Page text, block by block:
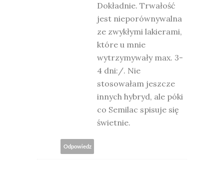
Dokładnie. Trwałość
jest nieporównywalna
ze zwykłymi lakierami,
które u mnie
wytrzymywały max. 3-
4 dni:/. Nie
stosowałam jeszcze
innych hybryd, ale póki
co Semilac spisuje się
świetnie.
Odpowiedz